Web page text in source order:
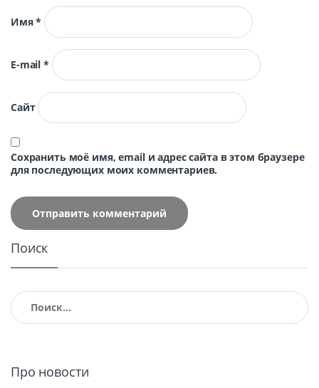
Имя*
E-mail*
Сайт
Сохранить моё имя, email и адрес сайта в этом браузере
для последующих моих комментариев.
Поиск
Найти:
Про новости